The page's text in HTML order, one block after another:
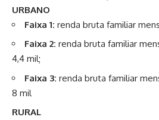
URBANO
Faixa 1: renda bruta familiar
Faixa 2: renda bruta familiar
4,4 mil;
Faixa 3: renda bruta familiar
8 mil
RURAL